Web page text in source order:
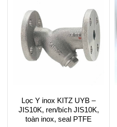
Lọc Y inox KITZ UYB –
JIS10K, ren/bích JIS10K,
toàn inox, seal PTFE